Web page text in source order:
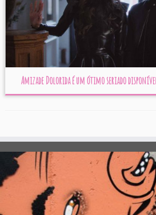
Amizade Dolorida é um ótimo seriado